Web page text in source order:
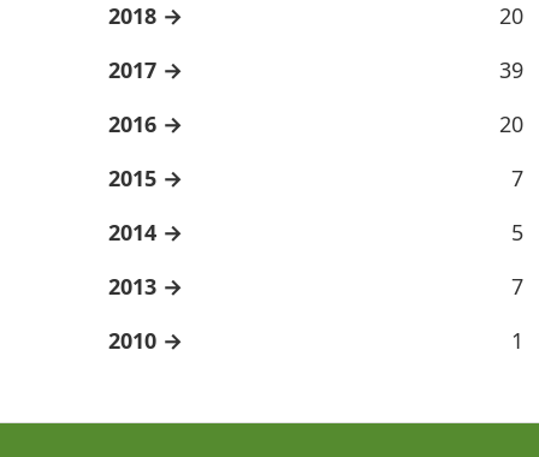
2018
20
2017
39
2016
20
2015
7
2014
5
2013
7
2010
1